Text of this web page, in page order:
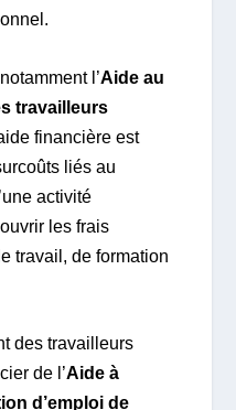
l’Aide au
travailleurs
financière est
liés au
activité
les frais
travail, de formation
des travailleurs
de l’Aide à
d’emploi de